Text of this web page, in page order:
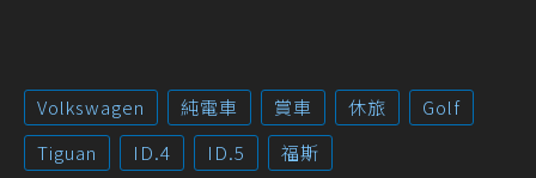
Volkswagen 純電車 賞車 休旅
Golf
Tiguan
ID.4 ID.5 福斯